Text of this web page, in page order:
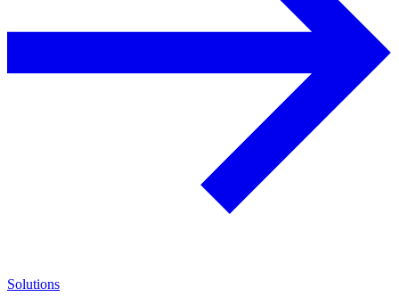
Solutions